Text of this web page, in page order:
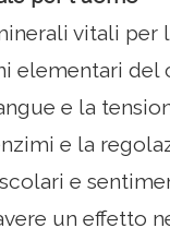
vitali per
elementari del
e la
e la
e
un effetto